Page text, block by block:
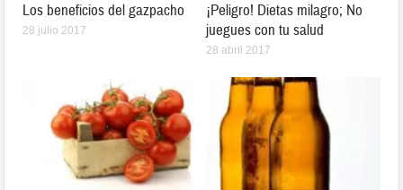
Los beneficios del gazpacho
28 julio 2017
¡Peligro! Dietas milagro; No
juegues con tu salud
28 abril 2017